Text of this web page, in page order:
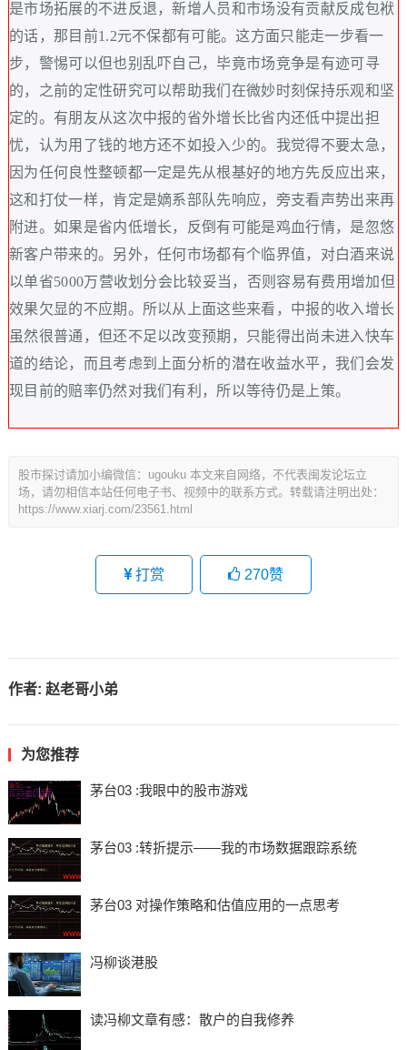
是市场拓展的不进反退，新增人员和市场没有贡献反成包袱
的话，那目前1.2元不保都有可能。这方面只能走一步看一
步，警惕可以但也别乱吓自己，毕竟市场竞争是有迹可寻
的，之前的定性研究可以帮助我们在微妙时刻保持乐观和坚
定的。有朋友从这次中报的省外增长比省内还低中提出担
忧，认为用了钱的地方还不如投入少的。我觉得不要太急，
因为任何良性整顿都一定是先从根基好的地方先反应出来，
这和打仗一样，肯定是嫡系部队先响应，旁支看声势出来再
附进。如果是省内低增长，反倒有可能是鸡血行情，是忽悠
新客户带来的。另外，任何市场都有个临界值，对白酒来说
以单省5000万营收划分会比较妥当，否则容易有费用增加但
效果欠显的不应期。所以从上面这些来看，中报的收入增长
虽然很普通，但还不足以改变预期，只能得出尚未进入快车
道的结论，而且考虑到上面分析的潜在收益水平，我们会发
现目前的赔率仍然对我们有利，所以等待仍是上策。
股市探讨请加小编微信：ugouku 本文来自网络，不代表闽发论坛立
场，请勿相信本站任何电子书、视频中的联系方式。转载请注明出处：
https://www.xiarj.com/23561.html
打赏 270赞
作者: 赵老哥小弟
为您推荐
茅台03 :我眼中的股市游戏
茅台03 :转折提示——我的市场数据跟踪系统
茅台03 对操作策略和估值应用的一点思考
冯柳谈港股
读冯柳文章有感：散户的自我修养